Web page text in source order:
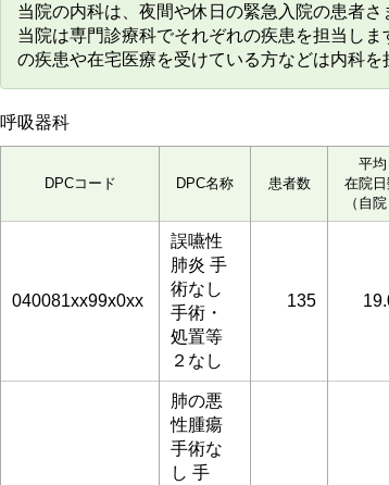
当院の内科は、夜間や休日の緊急入院の患者さ
当院は専門診療科でそれぞれの疾患を担当し
の疾患や在宅医療を受けている方などは内科を
呼吸器科
DPCコード DPC名称 患者数
平均
在院
（自院
040081xx99x0xx
誤嚥性
肺炎 手
術なし
手術・
処置等
２なし
135
肺の悪
性腫瘍
手術な
し 手